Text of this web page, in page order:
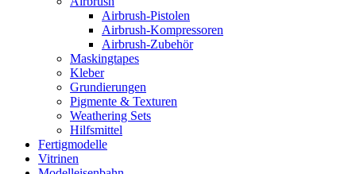
Airbrush-Pistolen
Airbrush-Kompressoren
Airbrush-Zubehör
Maskingtapes
Kleber
Grundierungen
Pigmente & Texturen
Weathering Sets
Hilfsmittel
Fertigmodelle
Vitrinen